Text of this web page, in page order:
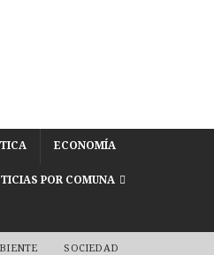
ECONOMÍA
POR COMUNA
SOCIEDAD